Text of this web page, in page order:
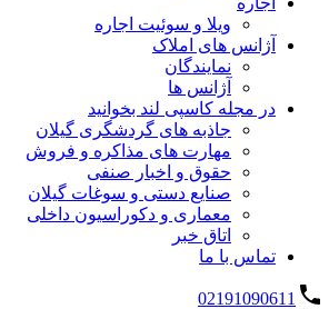
ویلا و سوئیت اجاره
آژانس های املاک
نمایندگان
آژانس ها
در مجله کاسپی لند بخوانید
جاذبه های گردشگری گیلان
مهارت های مذاکره و فروش
حقوق و اخبار صنفی
صنایع دستی و سوغات گیلان
معماری و دکوراسیون داخلی
اتاق خبر
تماس با ما
02191090611